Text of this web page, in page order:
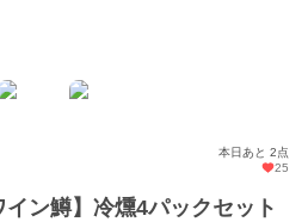
本日あと 2点
25
イン鱒】冷燻4パックセット